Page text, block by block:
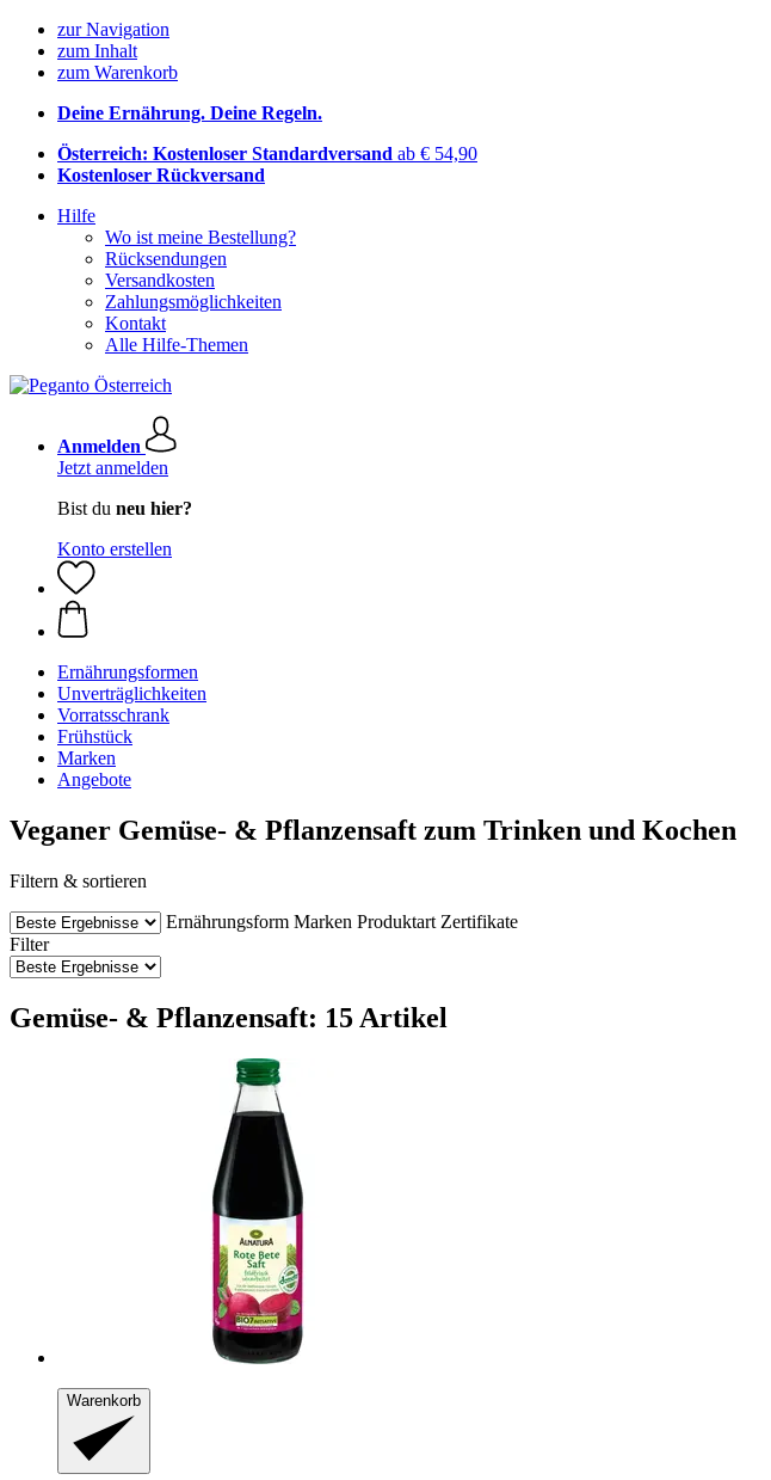
zur Navigation
zum Inhalt
zum Warenkorb
Deine Ernährung. Deine Regeln.
Österreich: Kostenloser Standardversand ab € 54,90
Kostenloser Rückversand
Hilfe
Wo ist meine Bestellung?
Rücksendungen
Versandkosten
Zahlungsmöglichkeiten
Kontakt
Alle Hilfe-Themen
Anmelden
Jetzt anmelden
Bist du neu hier?
Konto erstellen
Ernährungsformen
Unverträglichkeiten
Vorratsschrank
Frühstück
Marken
Angebote
Veganer Gemüse- & Pflanzensaft zum Trinken und Kochen
Filtern & sortieren
Ernährungsform Marken Produktart Zertifikate
Filter
Gemüse- & Pflanzensaft: 15 Artikel
Warenkorb